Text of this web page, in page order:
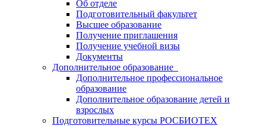
Об отделе
Подготовительный факультет
Высшее образование
Получение приглашения
Получение учебной визы
Документы
Дополнительное образование
Дополнительное профессиональное
образование
Дополнительное образование детей и
взрослых
Подготовительные курсы РОСБИОТЕХ